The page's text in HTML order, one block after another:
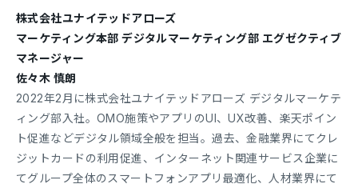
株式会社ユナイテッドアローズ
マーケティング本部 デジタルマーケティング部 エグゼクティブ
マネージャー
佐々木 慎朗
2022年2月に株式会社ユナイテッドアローズ デジタルマーケテ
ィング部入社。OMO施策やアプリのUI、UX改善、楽天ポイン
ト促進などデジタル領域全般を担当。過去、金融業界にてクレ
ジットカードの利用促進、インターネット関連サービス企業に
てグループ全体のスマートフォンアプリ最適化、人材業界にて